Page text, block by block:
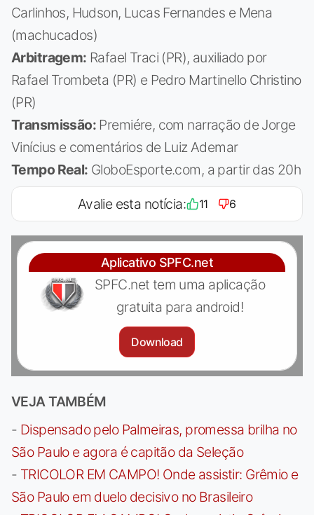
Carlinhos, Hudson, Lucas Fernandes e Mena
(machucados)
Arbitragem: Rafael Traci (PR), auxiliado por
Rafael Trombeta (PR) e Pedro Martinello Christino
(PR)
Transmissão: Premiére, com narração de Jorge
Vinícius e comentários de Luiz Ademar
Tempo Real: GloboEsporte.com, a partir das 20h
Avalie esta notícia: 11 6
Aplicativo SPFC.net
SPFC.net tem uma aplicação
gratuita para android!
Download
VEJA TAMBÉM
- Dispensado pelo Palmeiras, promessa brilha no
São Paulo e agora é capitão da Seleção
- TRICOLOR EM CAMPO! Onde assistir: Grêmio e
São Paulo em duelo decisivo no Brasileiro